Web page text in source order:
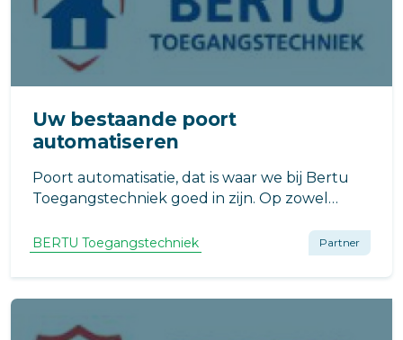
Uw bestaande poort
automatiseren
Poort automatisatie, dat is waar we bij Bertu
Toegangstechniek goed in zijn. Op zowel
deze automatisering toepassen.
BERTU Toegangstechniek Partner